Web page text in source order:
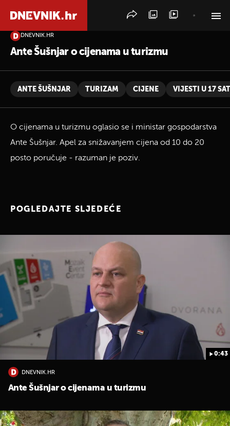
DNEVNIK.HR
Ante Šušnjar o cijenama u turizmu
ANTE ŠUŠNJAR TURIZAM CIJENE VIJESTI U 17
O cijenama u turizmu oglasio se i ministar gospodarstva
Ante Šušnjar. Apel za snižavanjem cijena od 10 do 20
posto poručuje - razuman je poziv.
POGLEDAJTE SLJEDEĆE
0:43
DNEVNIK.HR
Ante Šušnjar o cijenama u turizmu
PRETRAŽITE VIJESTI